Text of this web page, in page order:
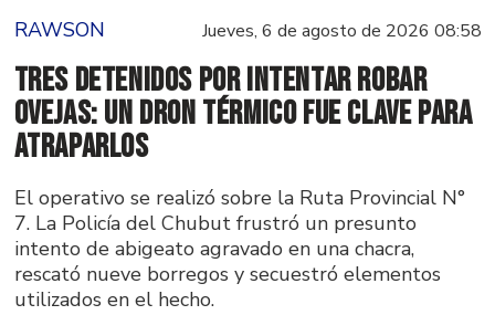
RAWSON Jueves, 6 de agosto de 2026 08:58
Tres detenidos por intentar robar
ovejas: un dron térmico fue clave para
atraparlos
El operativo se realizó sobre la Ruta Provincial N°
7. La Policía del Chubut frustró un presunto
intento de abigeato agravado en una chacra,
rescató nueve borregos y secuestró elementos
utilizados en el hecho.